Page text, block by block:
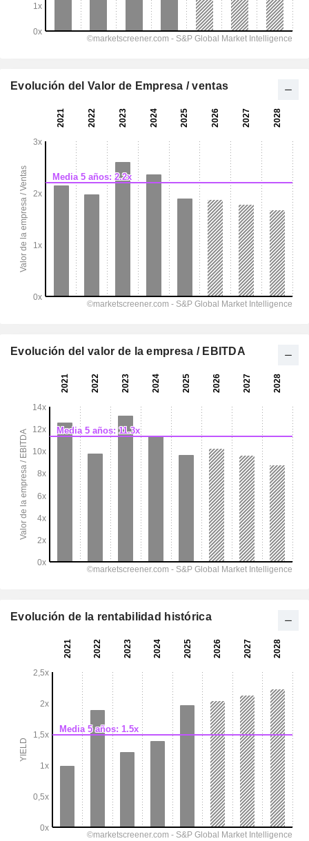
Evolución del Valor de Empresa / ventas
Evolución del valor de la empresa / EBITDA
Evolución de la rentabilidad histórica